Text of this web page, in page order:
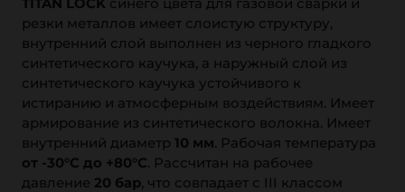
резки металлов имеет слоистую структуру,
внутренний слой выполнен из черного гладкого
синтетического каучука, а наружный слой из
синтетического каучука устойчивого к
истиранию и атмосферным воздействиям. Имеет
армирование из синтетического волокна. Имеет
внутренний диаметр 10 мм. Рабочая температура
от -30°C до +80°C. Рассчитан на рабочее
давление 20 бар, что совпадает с III классом